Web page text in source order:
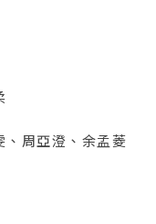
、周亞澄、余孟菱